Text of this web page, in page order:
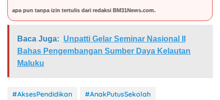
BM31News.com.
Baca Juga: Unpatti Gelar Seminar Nasional II
Bahas Pengembangan Sumber Daya Kelautan
Maluku
#AksesPendidikan
#AnakPutusSekolah